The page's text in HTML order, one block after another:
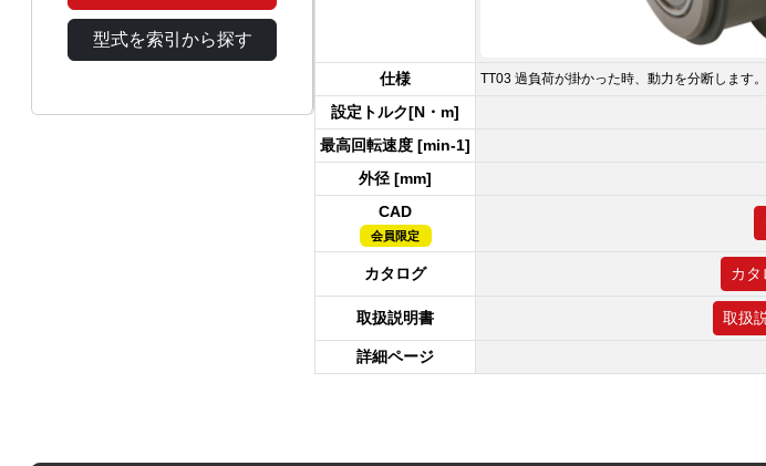
型式を索引から探す
仕様 TT03 過負荷が掛かった時、動力を分断します
設定トルク[N・m]
最高回転速度 [min-1]
外径 [mm]
CAD
会員限定
カタログ カタ
取扱説明書 取扱
詳細ページ